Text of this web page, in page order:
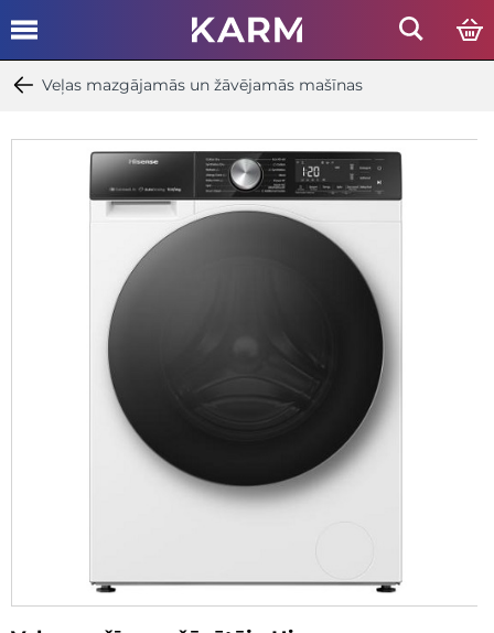
Veļas mazgājamās un žāvējamās mašīnas